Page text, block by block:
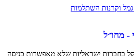
גמל וקרנות השתלמות
- מחו״ל
בחברות ישראליות שלא מאפשרות כניסה